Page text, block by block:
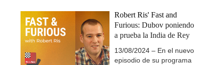
Robert Ris' Fast and
Furious: Dubov poniendo
a prueba la India de Rey
13/08/2024 – En el nuevo
episodio de su programa